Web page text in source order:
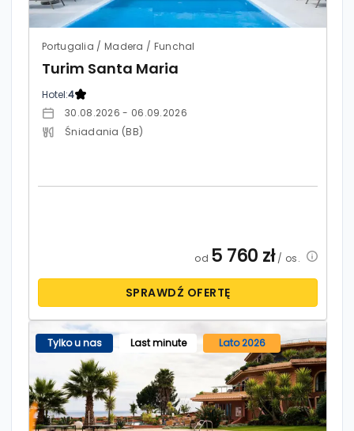
Portugalia / Madera / Funchal
Turim Santa Maria
Hotel:4
30.08.2026 - 06.09.2026
Śniadania (BB)
od 5 760 zł/ os.
SPRAWDŹ OFERTĘ
Tylko u nas Last minute Lato 2026